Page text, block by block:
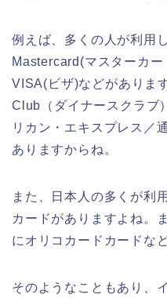
例えば、多くの人が利用
Mastercard(マスターカー
VISA(ビザ)などがありま
Club（ダイナースクラブ
リカン・エキスプレス／
ありますからね。
また、日本人の多くが利
カードがありますよね。
にオリコカードカードな
そのようなこともあり、